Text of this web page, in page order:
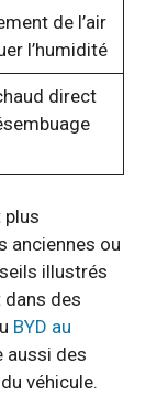
de l’air
l’humidité
direct
plus
anciennes ou
illustrés
des
BYD au
aussi des
véhicule.